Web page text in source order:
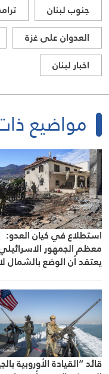
جنوب لبنان
العدوان على غزة
اخبار لبنان
مواضيع
استطلاع في كيان العدو:
معظم الجمهور
يعتقد أن الوضع بالشمال
قائد “القيادة الأوروبية